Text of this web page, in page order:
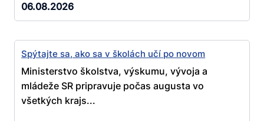
06.08.2026
Spýtajte sa, ako sa v školách učí po novom
Ministerstvo školstva, výskumu, vývoja a
mládeže SR pripravuje počas augusta vo
všetkých krajs...